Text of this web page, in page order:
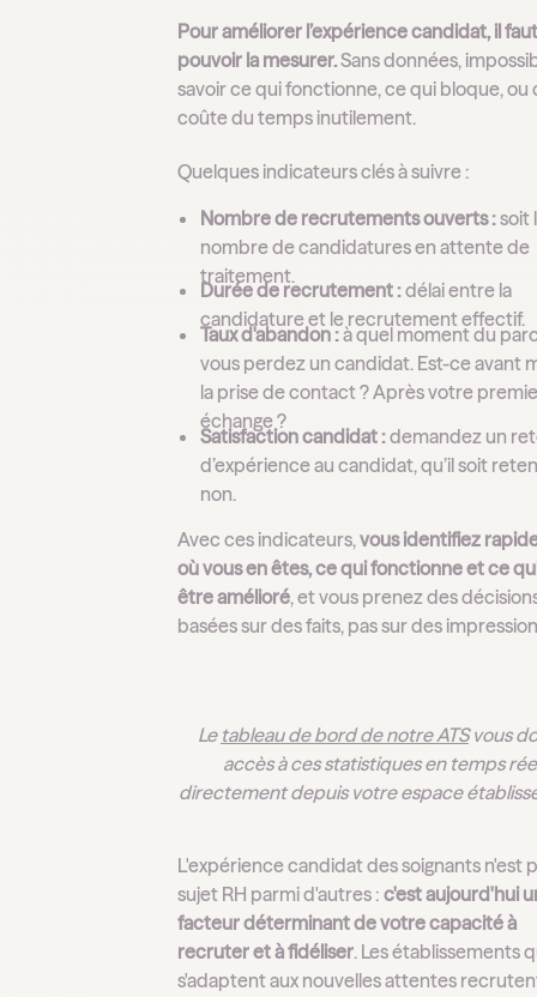
Pour améliorer l’expérience candidat, il
pouvoir la mesurer.Sans données,
savoir ce qui fonctionne, ce qui bloque, ou
coûte du temps inutilement.
Quelques indicateurs clés à suivre :
Nombre de recrutements ouverts :soit
nombre de candidatures en attente de
traitement.
Durée de recrutement :délai entre la
candidature et le recrutement effectif.
Taux d'abandon :à quel moment du
vous perdez un candidat. Est-ce avant
la prise de contact ? Après votre
échange ?
Satisfaction candidat :demandez un
d’expérience au candidat, qu’il soit
non.
Avec ces indicateurs,vous identifiez
où vous en êtes, ce qui fonctionne et ce
être amélioré, et vous prenez des
basées sur des faits, pas sur des
Le tableau de bord de notre ATSvous
accès à ces statistiques en temps
directement depuis votre espace
L'expérience candidat des soignants n'est
sujet RH parmi d'autres :c'est aujourd'hui
facteur déterminant de votre capacité à
recruter et à fidéliser. Les établissements
s'adaptent aux nouvelles attentes